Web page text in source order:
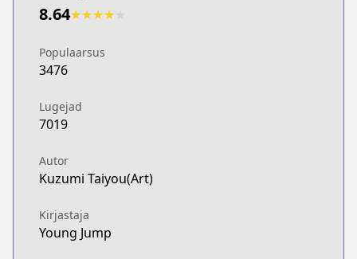
8.64★★★★
Populaarsus
3476
Lugejad
7019
Autor
Kuzumi Taiyou(Art)
Kirjastaja
Young Jump